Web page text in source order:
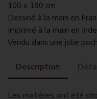
100 x 180 cm
Dessiné à la main en
Imprimé à la main en Inde
Vendu dans une jolie
Description
Les matières ont été